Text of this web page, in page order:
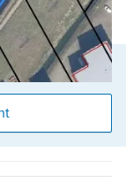
aanbod?